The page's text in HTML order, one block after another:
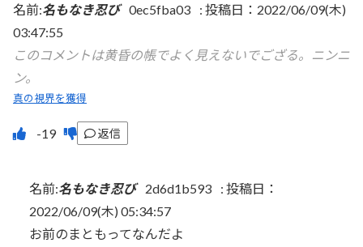
名前:名もなき忍び 0ec5fba03 : 投稿日：2022/06/09(木)
03:47:55
このコメントは黄昏の帳でよく見えないでござる。ニンニ
ン。
真の視界を獲得
返信
名前:名もなき忍び 2d6d1b593 : 投稿日：
2022/06/09(木) 05:34:57
お前のまともってなんだよ